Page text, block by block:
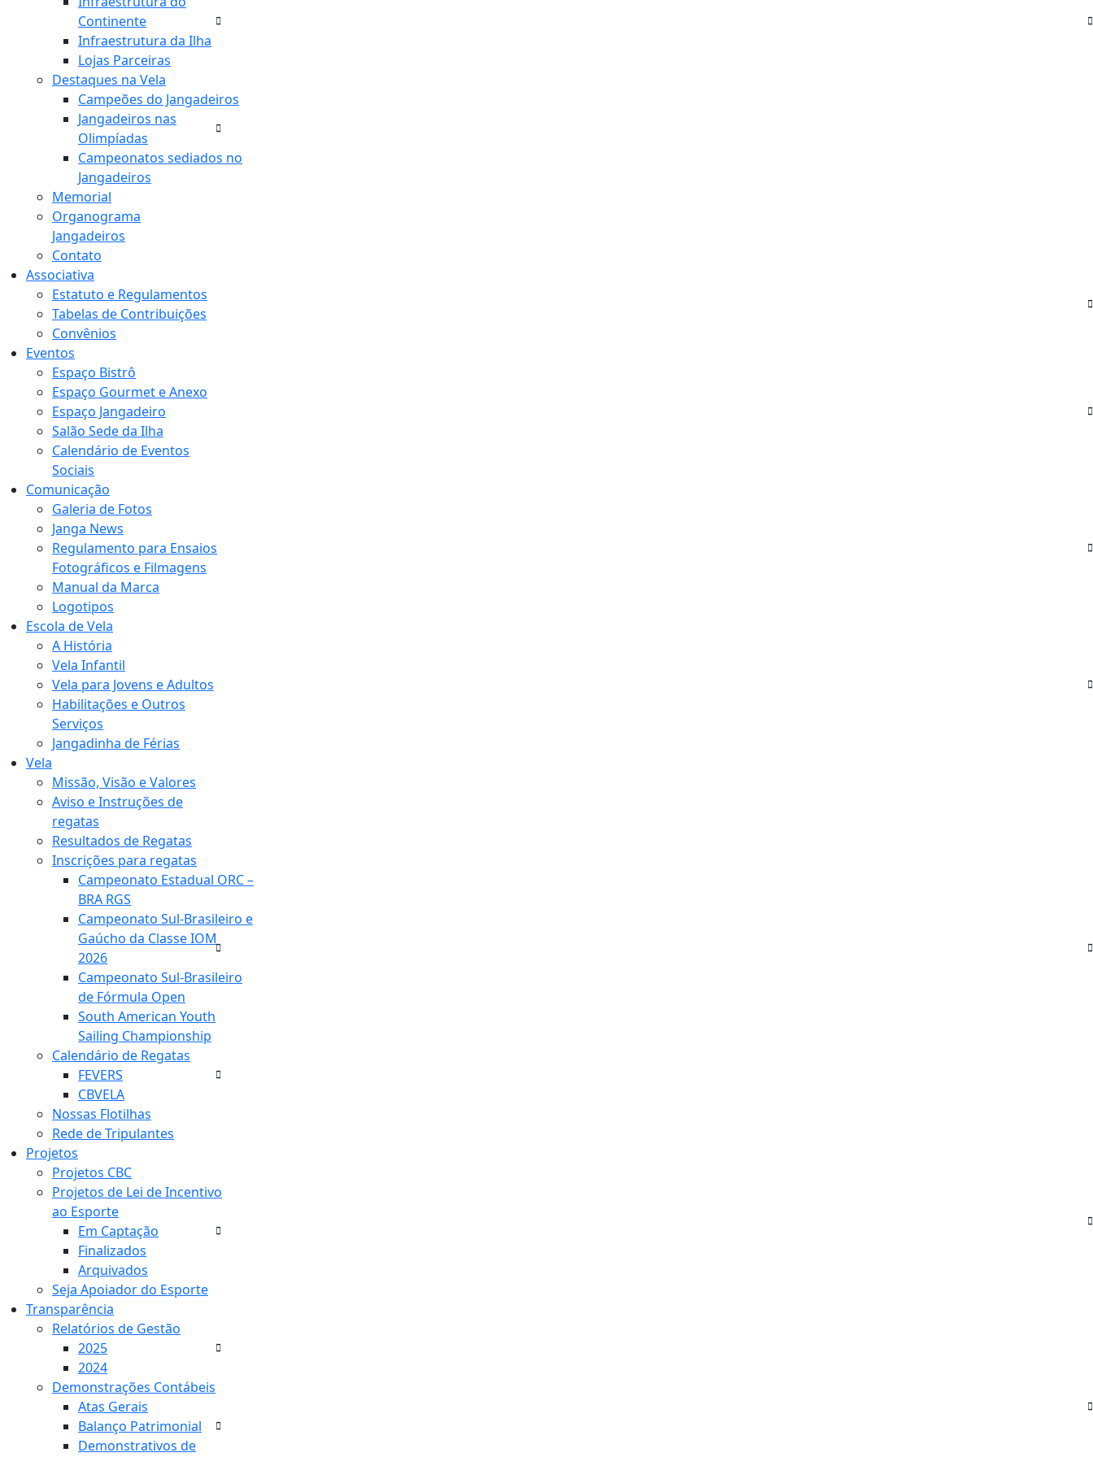
Continente
Infraestrutura da Ilha
Lojas Parceiras
Destaques na Vela
Campeões do Jangadeiros
Jangadeiros nas
Olimpíadas
Campeonatos sediados no
Jangadeiros
Memorial
Organograma
Jangadeiros
Contato
Associativa
Estatuto e Regulamentos
Tabelas de Contribuições
Convênios
Eventos
Espaço Bistrô
Espaço Gourmet e Anexo
Espaço Jangadeiro
Salão Sede da Ilha
Calendário de Eventos
Sociais
Comunicação
Galeria de Fotos
Janga News
Regulamento para Ensaios
Fotográficos e Filmagens
Manual da Marca
Logotipos
Escola de Vela
A História
Vela Infantil
Vela para Jovens e Adultos
Habilitações e Outros
Serviços
Jangadinha de Férias
Vela
Missão, Visão e Valores
Aviso e Instruções de
regatas
Resultados de Regatas
Inscrições para regatas
Campeonato Estadual ORC –
BRA RGS
Campeonato Sul-Brasileiro e
Gaúcho da Classe IOM
2026
Campeonato Sul-Brasileiro
de Fórmula Open
South American Youth
Sailing Championship
Calendário de Regatas
FEVERS
CBVELA
Nossas Flotilhas
Rede de Tripulantes
Projetos
Projetos CBC
Projetos de Lei de Incentivo
ao Esporte
Em Captação
Finalizados
Arquivados
Seja Apoiador do Esporte
Transparência
Relatórios de Gestão
2025
2024
Demonstrações Contábeis
Atas Gerais
Balanço Patrimonial
Demonstrativos de